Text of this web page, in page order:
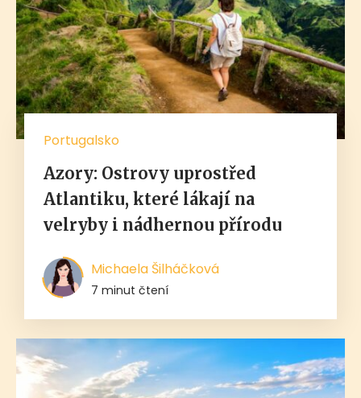
Portugalsko
Azory: Ostrovy uprostřed
Atlantiku, které lákají na
velryby i nádhernou přírodu
Michaela Šilháčková
7 minut čtení